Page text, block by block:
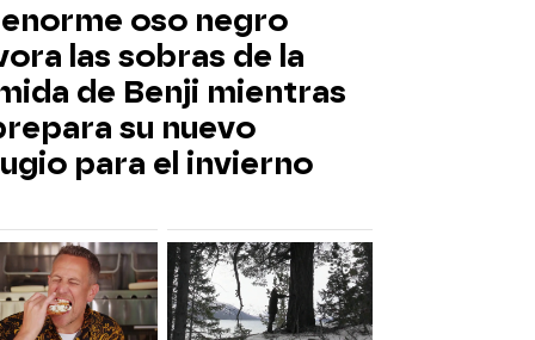
oso negro
las sobras de la
de Benji mientras
su nuevo
para el invierno